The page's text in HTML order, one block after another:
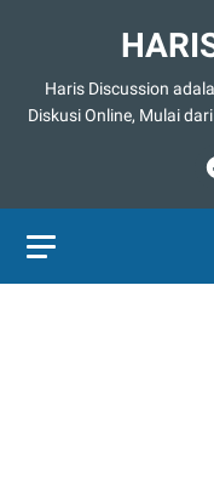
Haris Discussion
Diskusi Online, Mulai